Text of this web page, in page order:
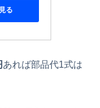
る
あれば部品代1式は